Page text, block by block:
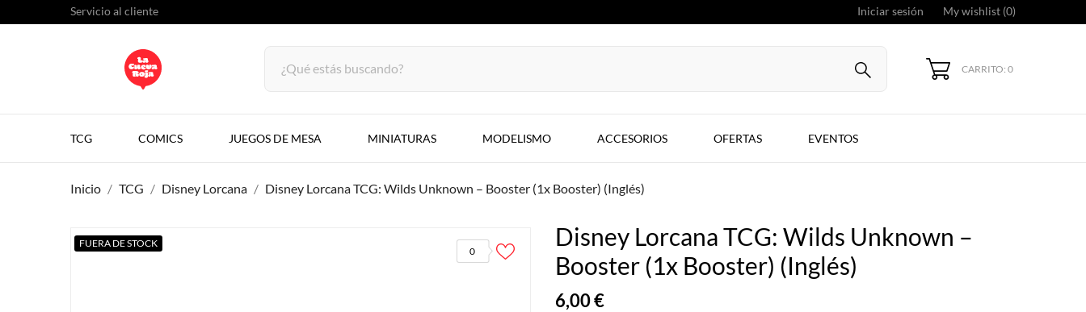
Servicio al cliente Iniciar sesión My wishlist (0)
CARRITO: 0
TCG COMICS JUEGOS DE MESA MINIATURAS MODELISMO ACCESORIOS OFERTAS EVENTOS
Inicio TCG Disney Lorcana Disney Lorcana TCG: Wilds Unknown – Booster (1x Booster) (Inglés)
0
FUERA DE STOCK
Disney Lorcana TCG: Wilds Unknown –
Booster (1x Booster) (Inglés)
6,00 €